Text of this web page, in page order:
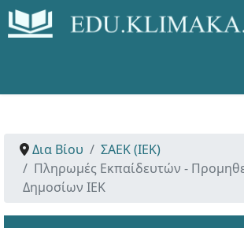
Δια Βίου
ΣΑΕΚ (ΙΕΚ)
Πληρωμές Εκπαίδευτών -
Δημοσίων ΙΕΚ